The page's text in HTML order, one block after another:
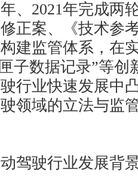
、2021年完成两
正案、《技术参
建监管体系，在
子数据记录”等
行业快速发展中
领域的立法与监
驶行业发展背